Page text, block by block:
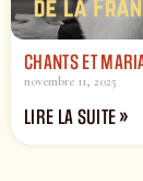
CHANTS ET
novembre 11, 2025
LIRE LA SUITE »